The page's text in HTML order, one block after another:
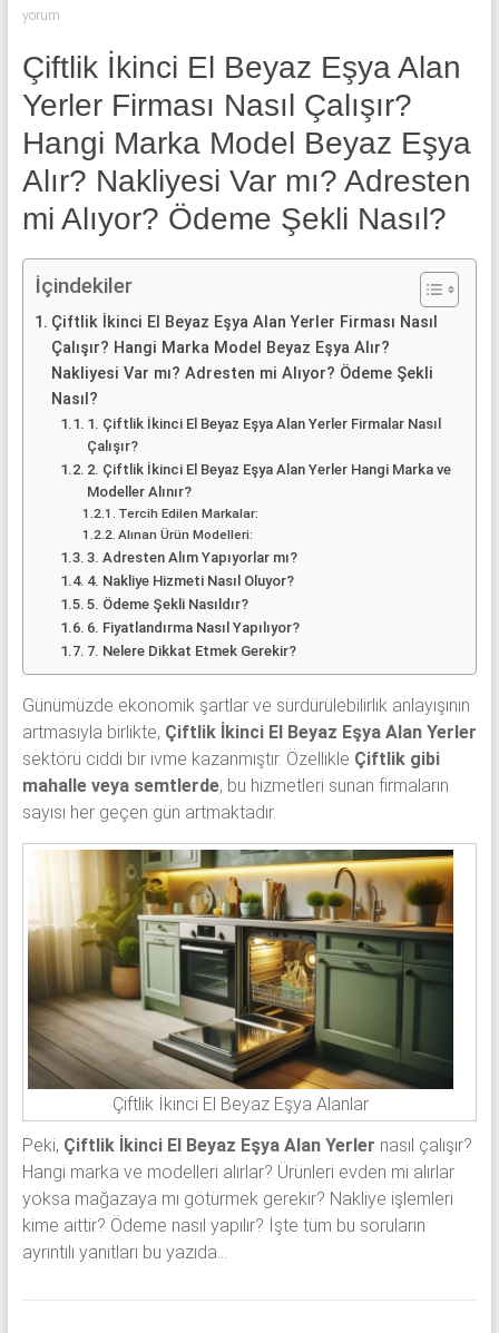
klima
kombi
alınır.
yorum
Çiftlik İkinci El Beyaz Eşya Alan
Yerler Firması Nasıl Çalışır?
Hangi Marka Model Beyaz Eşya
Alır? Nakliyesi Var mı? Adresten
mi Alıyor? Ödeme Şekli Nasıl?
İçindekiler
Çiftlik İkinci El Beyaz Eşya Alan Yerler Firması Nasıl
Çalışır? Hangi Marka Model Beyaz Eşya Alır?
Nakliyesi Var mı? Adresten mi Alıyor? Ödeme Şekli
Nasıl?
1. Çiftlik İkinci El Beyaz Eşya Alan Yerler Firmalar Nasıl
Çalışır?
2. Çiftlik İkinci El Beyaz Eşya Alan Yerler Hangi Marka ve
Modeller Alınır?
Tercih Edilen Markalar:
Alınan Ürün Modelleri:
3. Adresten Alım Yapıyorlar mı?
4. Nakliye Hizmeti Nasıl Oluyor?
5. Ödeme Şekli Nasıldır?
6. Fiyatlandırma Nasıl Yapılıyor?
7. Nelere Dikkat Etmek Gerekir?
Günümüzde ekonomik şartlar ve sürdürülebilirlik anlayışının
artmasıyla birlikte, Çiftlik İkinci El Beyaz Eşya Alan Yerler
sektörü ciddi bir ivme kazanmıştır. Özellikle Çiftlik gibi
mahalle veya semtlerde, bu hizmetleri sunan firmaların
sayısı her geçen gün artmaktadır.
Çiftlik İkinci El Beyaz Eşya Alanlar
Peki, Çiftlik İkinci El Beyaz Eşya Alan Yerler nasıl çalışır?
Hangi marka ve modelleri alırlar? Ürünleri evden mi alırlar
yoksa mağazaya mı götürmek gerekir? Nakliye işlemleri
kime aittir? Ödeme nasıl yapılır? İşte tüm bu soruların
ayrıntılı yanıtları bu yazıda…